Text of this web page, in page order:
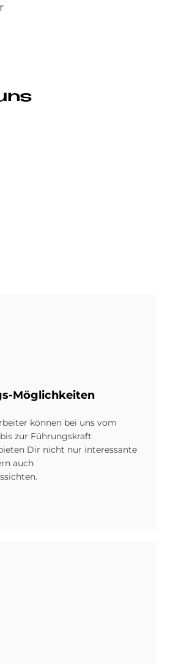
Mög­lich­kei­ten
können bei uns vom
zur Führungskraft
Dir nicht nur interessante
auch